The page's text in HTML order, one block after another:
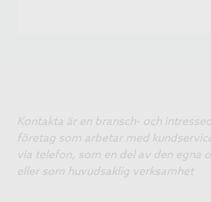
Kontakta är en bransch- och
företag som arbetar med
via telefon, som en del av den egna
eller som huvudsaklig verksamhet